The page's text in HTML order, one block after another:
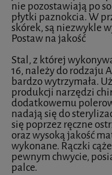
nie pozostawiają po
płytki paznokcia. W
skórek, są niezwykle
Postaw na jakość
Stal, z której
16, należy do rodzaju
bardzo wytrzymała.
produkcji narzędzi
dodatkowemu
nadają się do
się poprzez ręczne
oraz wysoką jakość
wykonane. Rączki
pewnym chwycie,
palce.